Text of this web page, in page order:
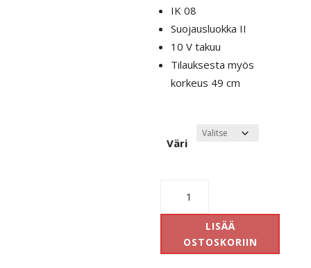
IK 08
Suojausluokka II
10 V takuu
Tilauksesta myös
korkeus 49 cm
Väri
pollari
LISÄÄ
OSTOSKORIIN